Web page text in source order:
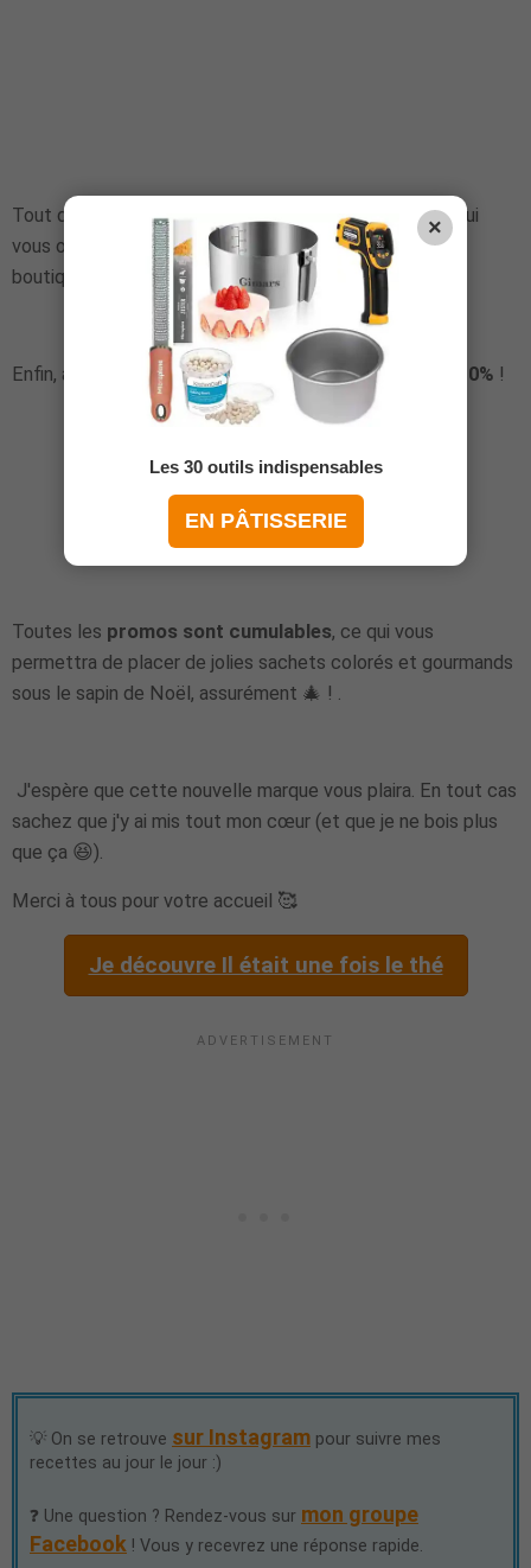
Tout d'abord, profitez du code promo LANCEMENT qui
vous offrira
-10% de réduction
sur l'ensemble de la
boutique (cumulable avec les autres promos).
Enfin, achetez 3 thés et obtenez une réduction de 10% !
Toutes les promos sont cumulables, ce qui vous
permettra de placer de jolies sachets colorés et gourmands
sous le sapin de Noël, assurément 🎄 ! .
J'espère que cette nouvelle marque vous plaira. En tout cas
sachez que j'y ai mis tout mon cœur (et que je ne bois plus
que ça 😆).
Merci à tous pour votre accueil 🥰
Je découvre Il était une fois le thé
💡 On se retrouve sur Instagram pour suivre mes
recettes au jour le jour :)
❓ Une question ? Rendez-vous sur mon groupe
Facebook ! Vous y recevrez une réponse rapide.
×
Les 30 outils indispensables
EN PÂTISSERIE